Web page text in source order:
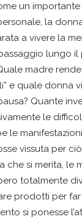
un
la
a vivere la
lungo il
madre
e quale donna
Quante
le
le
vissuta per
che si merita, le
totalmente
prodotti per
si ponesse